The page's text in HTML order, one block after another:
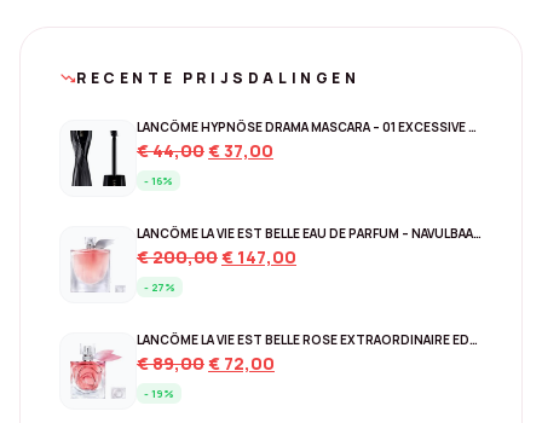
trending_downRECENTE PRIJSDALINGEN
LANCÔME HYPNÔSE DRAMA MASCARA – 01 EXCESSIVE BLACK
€44,00Original
€37,00
- 16%
LANCÔME LA VIE EST BELLE EAU DE PARFUM – NAVULBAAR 150 ML
€200,00Original
€ 147,00
- 27%
LANCÔME LA VIE EST BELLE ROSE EXTRAORDINAIRE EDP – 30 ML
€89,00Original
€ 72,00
- 19%